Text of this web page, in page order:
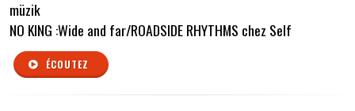
müzik
NO KING :Wide and far/ROADSIDE RHYTHMS chez Self
ÉCOUTEZ